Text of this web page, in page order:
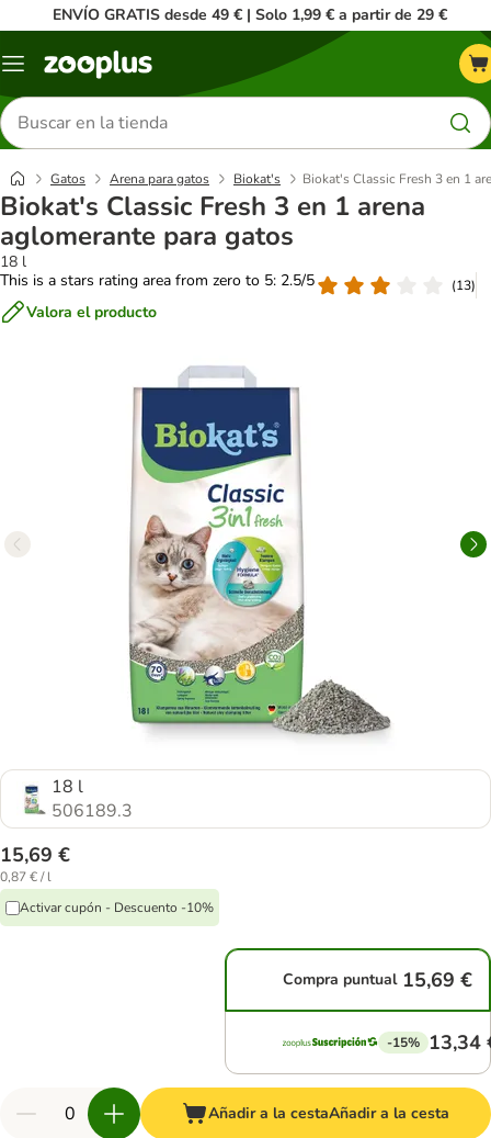
ENVÍO GRATIS desde 49 € | Solo 1,99 € a partir de 29 €
Menú
Buscar
productos
Gatos Arena para gatos Biokat's Biokat's Classic Fresh 3 en 1
Biokat's Classic Fresh 3 en 1 arena
aglomerante para gatos
18 l
This is a stars rating area from zero to 5: 2.5/5
(13)
Valora el producto
18 l
506189.3
15,69 €
0,87 € / l
Activar cupón - Descuento -10%
Compra puntual 15,69 €
-15% 13,34
Añadir a la cestaAñadir a la cesta